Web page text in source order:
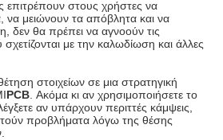
επιτρέπουν στους χρήστες να
μειώνουν τα απόβλητα και να
δεν θα πρέπει να αγνοούν τις
σχετίζονται με την καλωδίωση και άλλες
στοιχείων σε μια στρατηγική
PCB. Ακόμα κι αν χρησιμοποιήσετε το
αν υπάρχουν περιττές κάμψεις,
προβλήματα λόγω της θέσης